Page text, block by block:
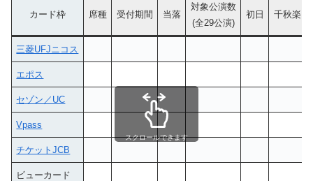
カード枠 席種 受付期間 当落
対象公演数
(全29公演)
初日 千秋楽
三菱UFJニコス
エポス
セゾン／UC
Vpass
チケットJCB
ビューカード
スクロールできます